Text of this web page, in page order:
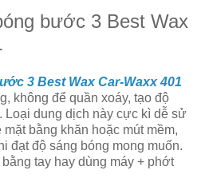
bước 3 Best Wax
3 Best Wax Car-Waxx 401
không để quần xoáy, tạo độ
Loại dung dịch này cực kì dễ sử
bằng khăn hoặc mút mềm,
đạt độ sáng bóng mong muốn.
tay hay dùng máy + phớt